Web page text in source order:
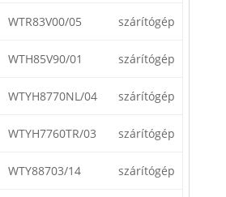
WTR83V00/05 szárítógép
WTH85V90/01 szárítógép
WTYH8770NL/04 szárítógép
WTYH7760TR/03 szárítógép
WTY88703/14 szárítógép